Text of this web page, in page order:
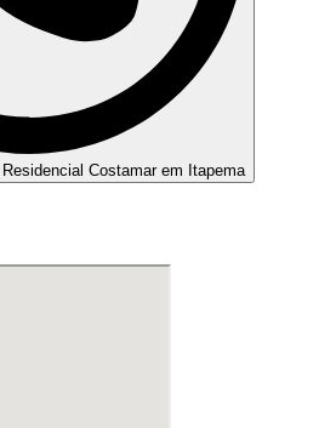
Costamar em Itapema